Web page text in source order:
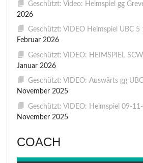
Geschützt: Video: Heimspiel gg
2026
Geschützt: VIDEO Heimspiel UBC 5
Februar 2026
Geschützt: VIDEO: HEIMSPIEL
Januar 2026
Geschützt: VIDEO: Auswärts gg
November 2025
Geschützt: VIDEO: Heimspiel 09-
November 2025
COACH